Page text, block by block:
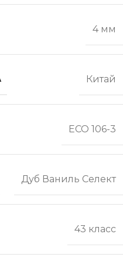
4 мм
Китай
ECO 106-3
Дуб Ваниль Cелект
43 класс